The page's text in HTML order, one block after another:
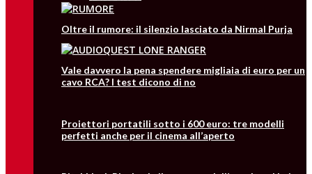
Oltre il rumore: il silenzio lasciato da Nirmal Purja
Vale davvero la pena spendere migliaia di euro per un
cavo RCA? I test dicono di no
Proiettori portatili sotto i 600 euro: tre modelli
perfetti anche per il cinema all’aperto